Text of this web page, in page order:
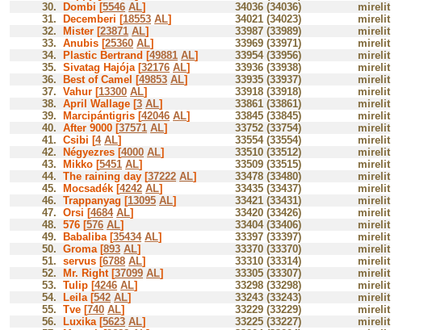
30.
Dombi [5546 AL] 34036 (34036)
mirelit
31.
Decemberi [18553 AL] 34021 (34023)
mirelit
32.
Mister [23871 AL] 33987 (33989)
mirelit
33. Anubis [25360 AL] 33969 (33971)
mirelit
34.
Plastic Bertrand [49881 AL] 33954 (33956)
mirelit
35. Sivatag Hajója [32176 AL] 33936 (33938)
mirelit
36.
Best of Camel [49853 AL] 33935 (33937)
mirelit
37. Vahur [13300 AL] 33918 (33918)
mirelit
38. April Wallage [3 AL] 33861 (33861)
mirelit
39.
Marcipántigris [42046 AL] 33845 (33845)
mirelit
40. After 9000 [37571 AL] 33752 (33754)
mirelit
41. Csibi [4 AL] 33554 (33554)
mirelit
42.
Négyezres [4000 AL] 33510 (33512)
mirelit
43.
Mikko [5451 AL] 33509 (33515)
mirelit
44. The raining day [37222 AL] 33478 (33480)
mirelit
45.
Mocsadék [4242 AL] 33435 (33437)
mirelit
46. Trappanyag [13095 AL] 33421 (33431)
mirelit
47. Orsi [4684 AL] 33420 (33426)
mirelit
48. 576 [576 AL] 33404 (33406)
mirelit
49.
Babaliba [35434 AL] 33397 (33397)
mirelit
50. Groma [893 AL] 33370 (33370)
mirelit
51. servus [6788 AL] 33310 (33314)
mirelit
52.
Mr. Right [37099 AL] 33305 (33307)
mirelit
53. Tulip [4246 AL] 33298 (33298)
mirelit
54.
Leila [542 AL] 33243 (33243)
mirelit
55. Tve [740 AL] 33229 (33229)
mirelit
56.
Luxika [5623 AL] 33225 (33227)
mirelit